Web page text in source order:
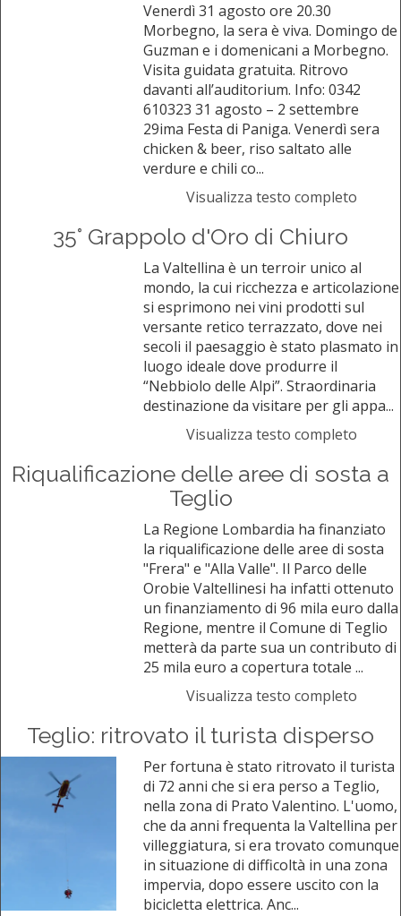
Venerdì 31 agosto ore 20.30
Morbegno, la sera è viva. Domingo de
Guzman e i domenicani a Morbegno.
Visita guidata gratuita. Ritrovo
davanti all’auditorium. Info: 0342
610323 31 agosto – 2 settembre
29ima Festa di Paniga. Venerdì sera
chicken & beer, riso saltato alle
verdure e chili co...
Visualizza testo completo
35° Grappolo d'Oro di Chiuro
La Valtellina è un terroir unico al
mondo, la cui ricchezza e articolazione
si esprimono nei vini prodotti sul
versante retico terrazzato, dove nei
secoli il paesaggio è stato plasmato in
luogo ideale dove produrre il
“Nebbiolo delle Alpi”. Straordinaria
destinazione da visitare per gli appa...
Visualizza testo completo
Riqualificazione delle aree di sosta a
Teglio
La Regione Lombardia ha finanziato
la riqualificazione delle aree di sosta
"Frera" e "Alla Valle". Il Parco delle
Orobie Valtellinesi ha infatti ottenuto
un finanziamento di 96 mila euro dalla
Regione, mentre il Comune di Teglio
metterà da parte sua un contributo di
25 mila euro a copertura totale ...
Visualizza testo completo
Teglio: ritrovato il turista disperso
Per fortuna è stato ritrovato il turista
di 72 anni che si era perso a Teglio,
nella zona di Prato Valentino. L'uomo,
che da anni frequenta la Valtellina per
villeggiatura, si era trovato comunque
in situazione di difficoltà in una zona
impervia, dopo essere uscito con la
bicicletta elettrica. Anc...